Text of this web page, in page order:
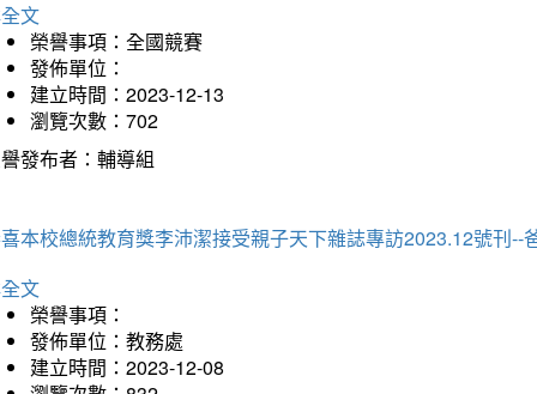
文
榮譽事項：全國競賽
發佈單位：
建立時間：2023-12-13
瀏覽次數：702
發布者：輔導組
本校總統教育獎李沛潔接受親子天下雜誌專訪2023.12號刊--
文
榮譽事項：
發佈單位：教務處
建立時間：2023-12-08